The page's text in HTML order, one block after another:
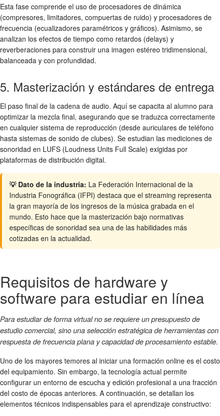
Esta fase comprende el uso de procesadores de dinámica
(compresores, limitadores, compuertas de ruido) y procesadores de
frecuencia (ecualizadores paramétricos y gráficos). Asimismo, se
analizan los efectos de tiempo como retardos (delays) y
reverberaciones para construir una imagen estéreo tridimensional,
balanceada y con profundidad.
5. Masterización y estándares de entrega
El paso final de la cadena de audio. Aquí se capacita al alumno para
optimizar la mezcla final, asegurando que se traduzca correctamente
en cualquier sistema de reproducción (desde auriculares de teléfono
hasta sistemas de sonido de clubes). Se estudian las mediciones de
sonoridad en LUFS (Loudness Units Full Scale) exigidas por
plataformas de distribución digital.
💡 Dato de la industria: La Federación Internacional de la
Industria Fonográfica (IFPI) destaca que el streaming representa
la gran mayoría de los ingresos de la música grabada en el
mundo. Esto hace que la masterización bajo normativas
específicas de sonoridad sea una de las habilidades más
cotizadas en la actualidad.
Requisitos de hardware y
software para estudiar en línea
Para estudiar de forma virtual no se requiere un presupuesto de
estudio comercial, sino una selección estratégica de herramientas con
respuesta de frecuencia plana y capacidad de procesamiento estable.
Uno de los mayores temores al iniciar una formación online es el costo
del equipamiento. Sin embargo, la tecnología actual permite
configurar un entorno de escucha y edición profesional a una fracción
del costo de épocas anteriores. A continuación, se detallan los
elementos técnicos indispensables para el aprendizaje constructivo: